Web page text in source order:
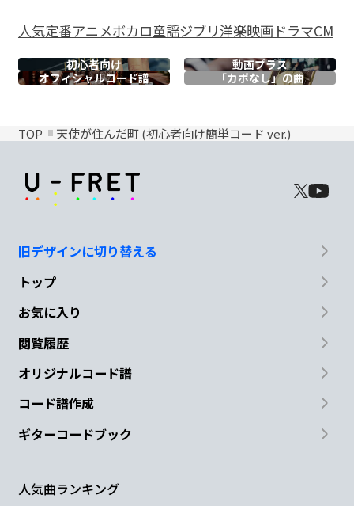
人気定番アニメボカロ童謡ジブリ洋楽映画ドラマCM
初心者向け
動画プラス
オフィシャルコード譜 「カポなし」の曲
TOP 天使が住んだ町 (初心者向け簡単コード ver.)
旧デザインに切り替える
トップ
お気に入り
閲覧履歴
オリジナルコード譜
コード譜作成
ギターコードブック
人気曲ランキング